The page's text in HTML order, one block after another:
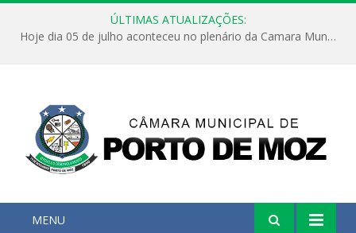
ÚLTIMAS ATUALIZAÇÕES:
Hoje dia 05 de julho aconteceu no plenário da Camara Municipal de Porto de Moz a Sessão Solene de Abertura dos Trabalhos Legislativos 2º Período da 23ª Legislatura
MENU